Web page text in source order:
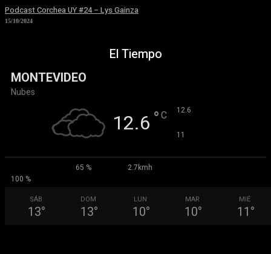
Podcast Corchea UY #24 – Lys Gainza
15/10/2024
El Tiempo
MONTEVIDEO
Nubes
12.6 ° C 12.6
11
65 %
2.7kmh
100 %
SÁB
13°
DOM
13°
LUN
10°
MAR
10°
MIÉ
11 °